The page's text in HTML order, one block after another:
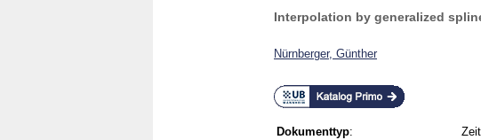
Interpolation by generalized
Nürnberger, Günther
Dokumenttyp: